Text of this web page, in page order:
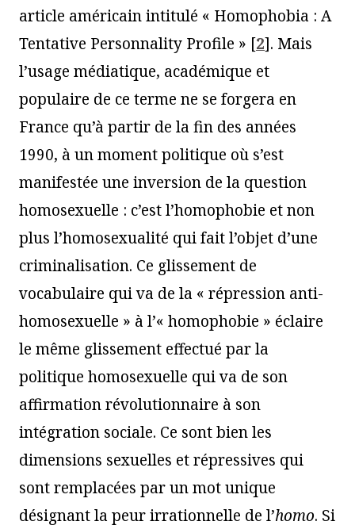
article américain intitulé « Homophobia : A
Tentative Personnality Profile » [2]. Mais
l’usage médiatique, académique et
populaire de ce terme ne se forgera en
France qu’à partir de la fin des années
1990, à un moment politique où s’est
manifestée une inversion de la question
homosexuelle : c’est l’homophobie et non
plus l’homosexualité qui fait l’objet d’une
criminalisation. Ce glissement de
vocabulaire qui va de la « répression anti-
homosexuelle » à l’« homophobie » éclaire
le même glissement effectué par la
politique homosexuelle qui va de son
affirmation révolutionnaire à son
intégration sociale. Ce sont bien les
dimensions sexuelles et répressives qui
sont remplacées par un mot unique
désignant la peur irrationnelle de l’homo. Si